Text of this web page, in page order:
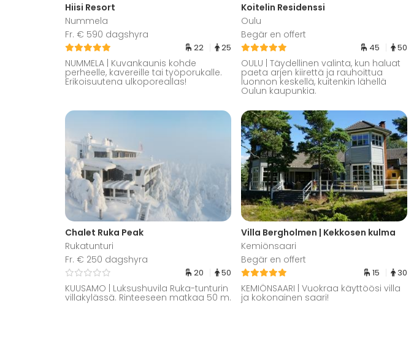
Hiisi Resort
Nummela
Fr. € 590 dagshyra
22 25
NUMMELA | Kuvankaunis kohde
perheelle, kavereille tai työporukalle.
Erikoisuutena ulkoporeallas!
Koitelin Residenssi
Oulu
Begär en offert
45 50
OULU | Täydellinen valinta, kun haluat
paeta arjen kiirettä ja rauhoittua
luonnon keskellä, kuitenkin lähellä
Oulun kaupunkia.
Chalet Ruka Peak
Rukatunturi
Fr. € 250 dagshyra
20 50
KUUSAMO | Luksushuvila Ruka-tunturin
villakylässä. Rinteeseen matkaa 50 m.
Villa Bergholmen | Kekkosen kulma
Kemiönsaari
Begär en offert
15 30
KEMIÖNSAARI | Vuokraa käyttöösi villa
ja kokonainen saari!